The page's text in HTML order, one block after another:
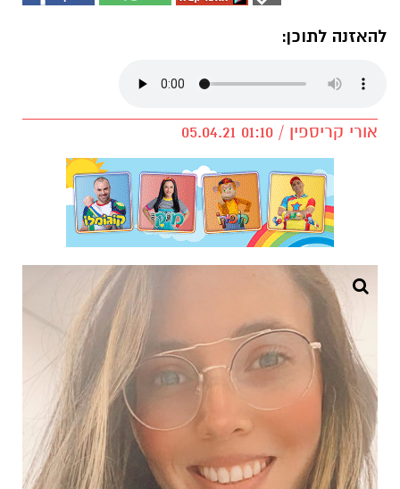
להאזנה לתוכן:
אורי קריספין / 01:10 05.04.21